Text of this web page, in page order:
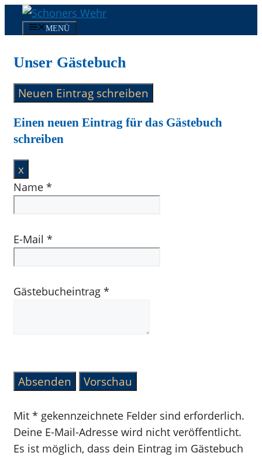
Zum
Inhalt
MENÜ
Unser Gästebuch
Einen neuen Eintrag für das Gästebuch
schreiben
xDieses
Formular
ausblenden
Name *
E-Mail *
Gästebucheintrag *
Mit * gekennzeichnete Felder sind erforderlich.
Deine E-Mail-Adresse wird nicht veröffentlicht.
Es ist möglich, dass dein Eintrag im Gästebuch